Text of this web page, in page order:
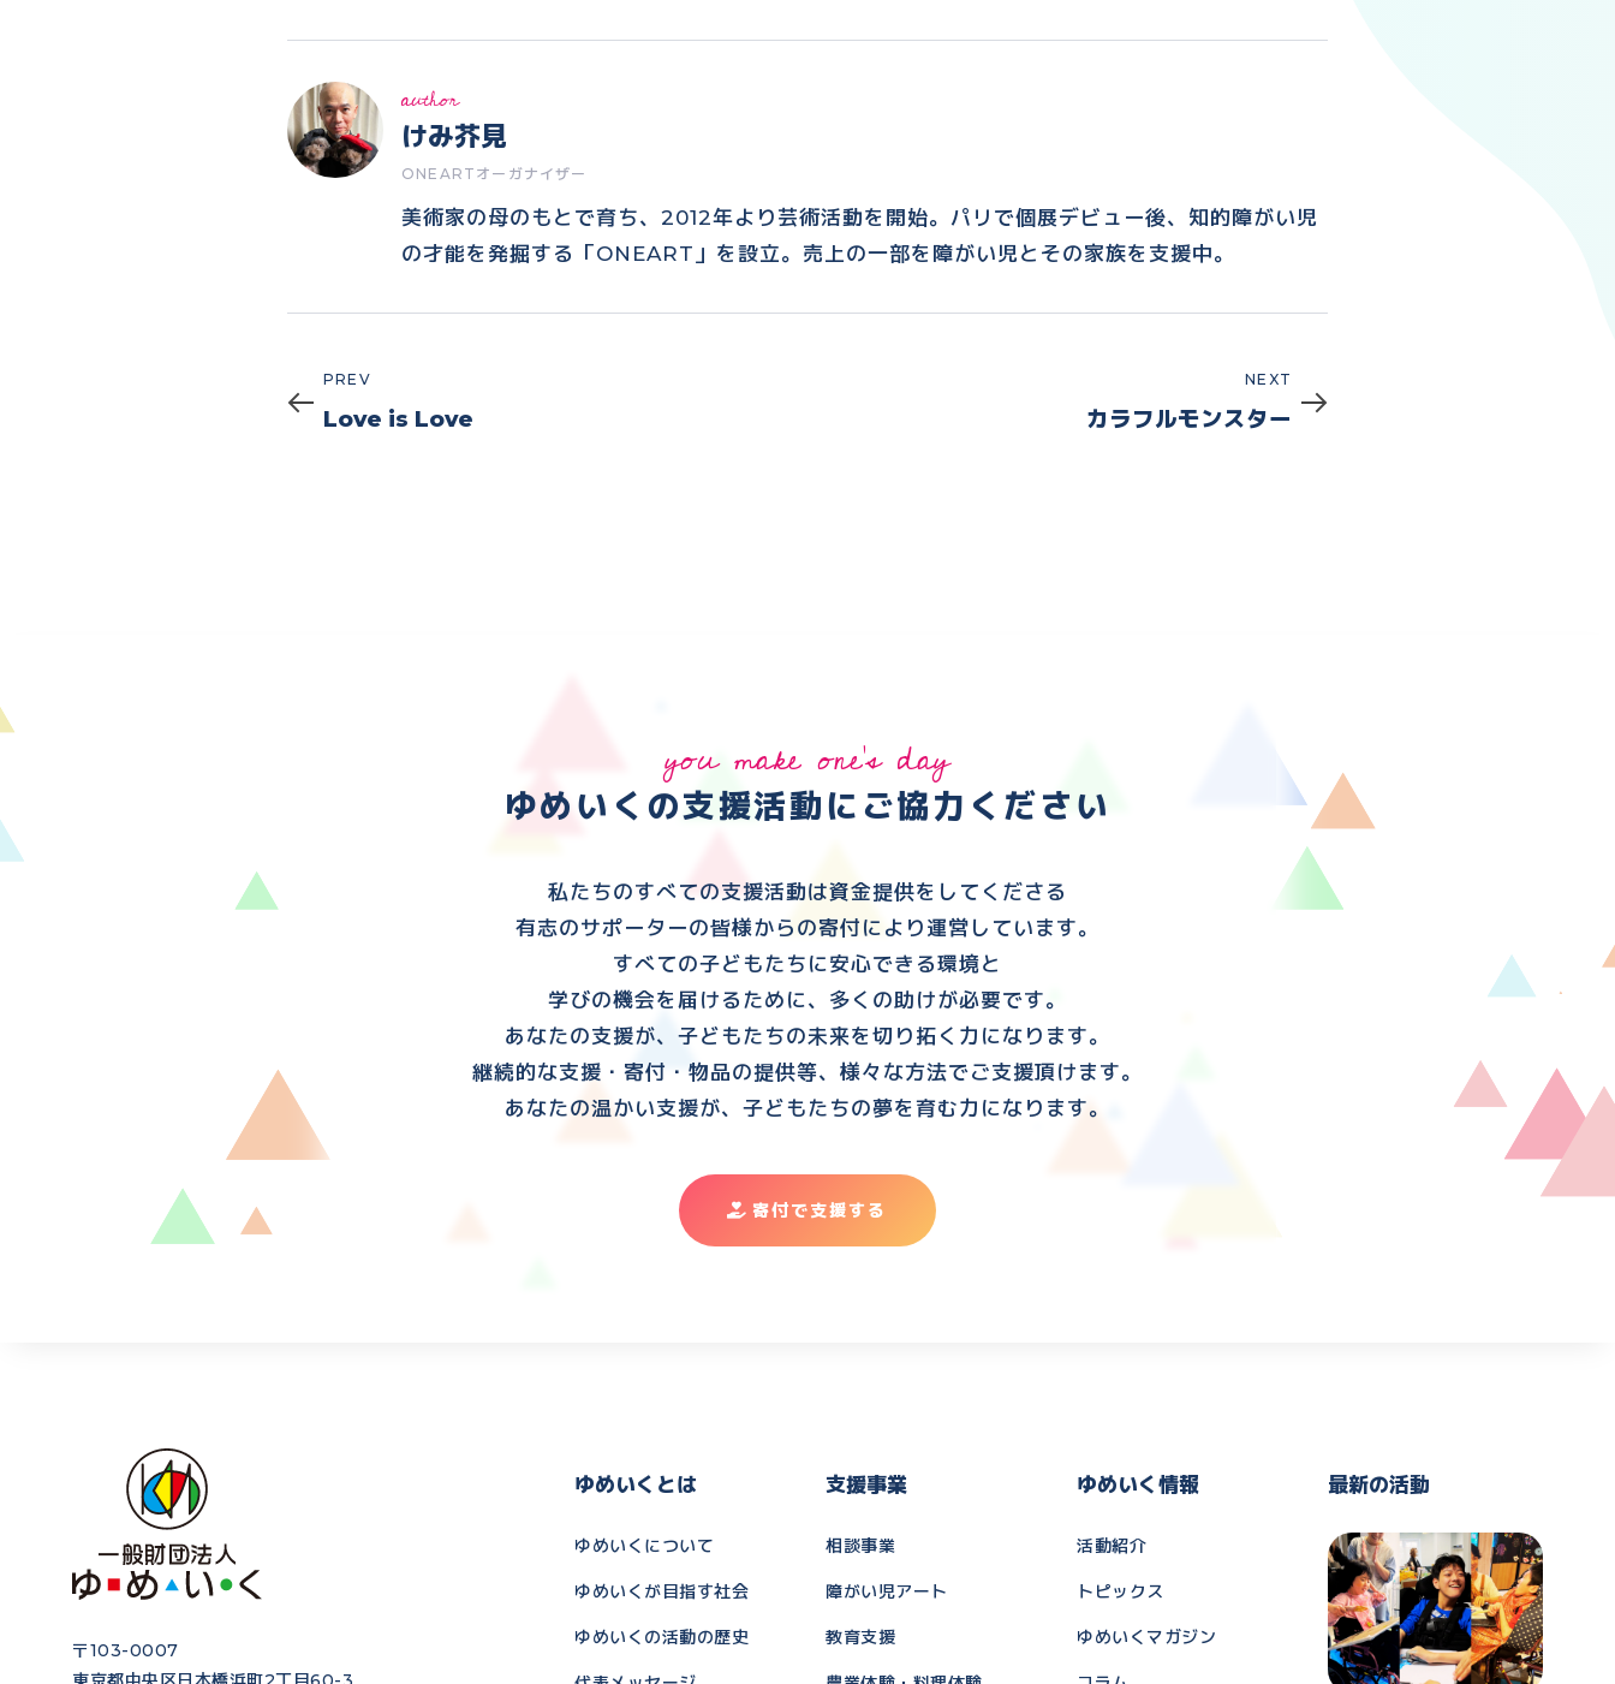
author
けみ芥見
ONEARTオーガナイザー
美術家の母のもとで育ち、2012年より芸術活動を開始。パリで個展デビュー後、知的障がい児
の才能を発掘する「ONEART」を設立。売上の一部を障がい児とその家族を支援中。
Prev
PREV
Love is Love
NEXT
カラフルモンスター
you make one's day
ゆめいくの支援活動に ご協力ください
私たちのすべての支援活動は資金提供をしてくださる
有志のサポーターの皆様からの寄付により運営しています。
すべての子どもたちに安心できる環境と
学びの機会を届けるために、多くの助けが必要です。
あなたの支援が、子どもたちの未来を切り拓く力になります。
継続的な支援・寄付・物品の提供等、様々な方法でご支援頂けます。
あなたの温かい支援が、子どもたちの夢を育む力になります。
寄付で支援する
〒103-0007
ゆめいくとは
ゆめいくについて
ゆめいくが目指す社会
ゆめいくの活動の歴史
支援事業
相談事業
障がい児アート
教育支援
ゆめいく情報
活動紹介
トピックス
ゆめいくマガジン
最新の活動